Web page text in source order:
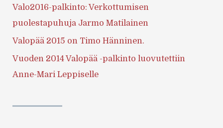
Valo2016-palkinto: Verkottumisen
puolestapuhuja Jarmo Matilainen
Valopää 2015 on Timo Hänninen.
Vuoden 2014 Valopää -palkinto luovutettiin
Anne-Mari Leppiselle